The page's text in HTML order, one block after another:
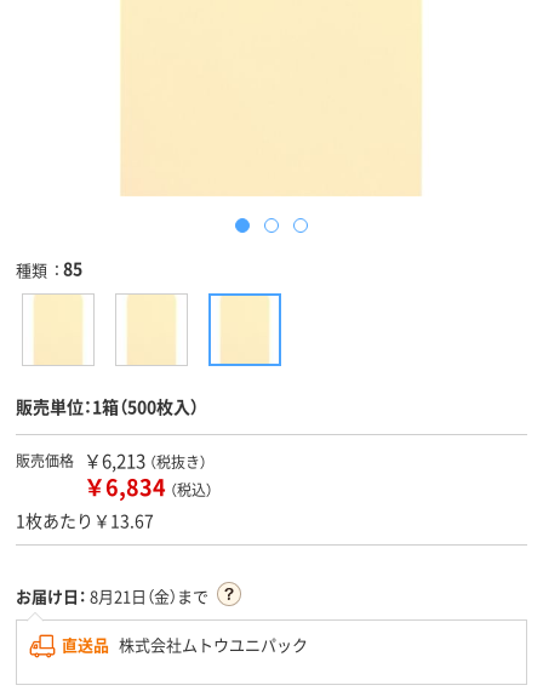
種類 85
販売単位：1箱（500枚入）
販売価格 ￥6,213 （税抜き）
￥6,834 （税込）
1枚あたり￥13.67
お届け日： 8月21日（金）まで
直送品 株式会社ムトウユニパック